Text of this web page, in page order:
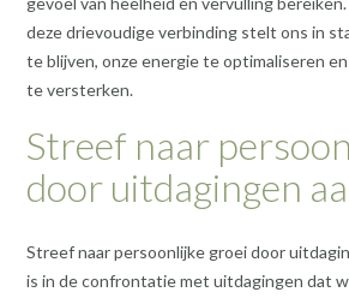
deze drievoudige verbinding stelt ons in
te blijven, onze energie te optimaliseren
te versterken.
Streef naar
door uitdagingen
Streef naar persoonlijke groei door
is in de confrontatie met uitdagingen dat